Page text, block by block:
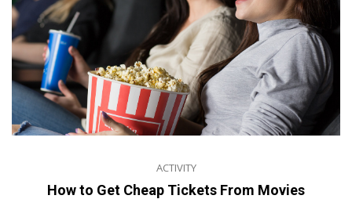
ACTIVITY
How to Get Cheap Tickets From Movies